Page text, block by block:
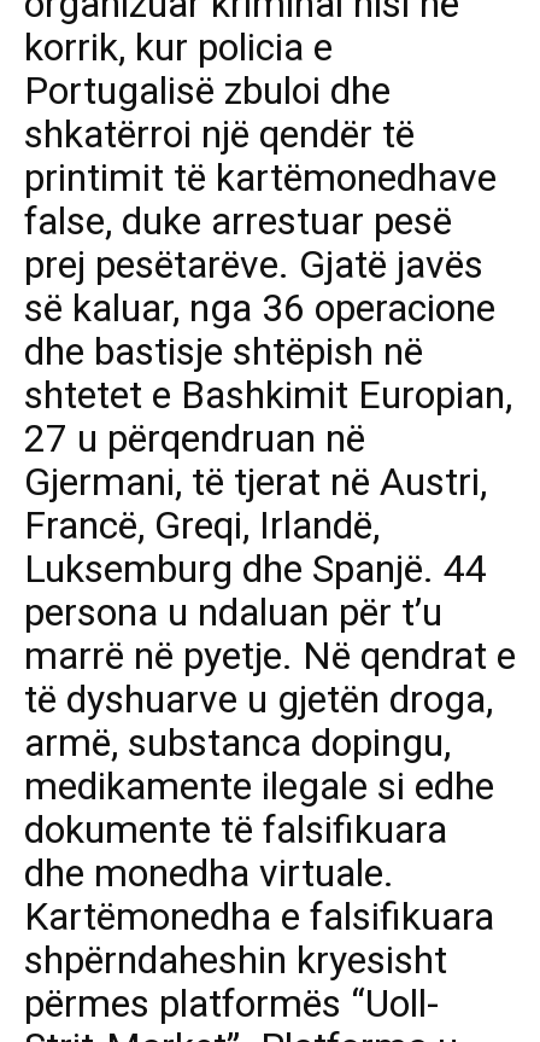
korrik, kur policia e
Portugalisë zbuloi dhe
shkatërroi një qendër të
printimit të kartëmonedhave
false, duke arrestuar pesë
prej pesëtarëve. Gjatë javës
së kaluar, nga 36 operacione
dhe bastisje shtëpish në
shtetet e Bashkimit Europian,
27 u përqendruan në
Gjermani, të tjerat në Austri,
Francë, Greqi, Irlandë,
Luksemburg dhe Spanjë. 44
persona u ndaluan për t’u
marrë në pyetje. Në qendrat e
të dyshuarve u gjetën droga,
armë, substanca dopingu,
medikamente ilegale si edhe
dokumente të falsifikuara
dhe monedha virtuale.
Kartëmonedha e falsifikuara
shpërndaheshin kryesisht
përmes platformës “Uoll-